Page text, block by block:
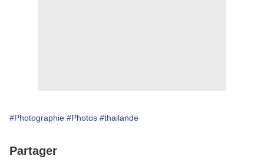
#Photographie #Photos #thailande
Partager